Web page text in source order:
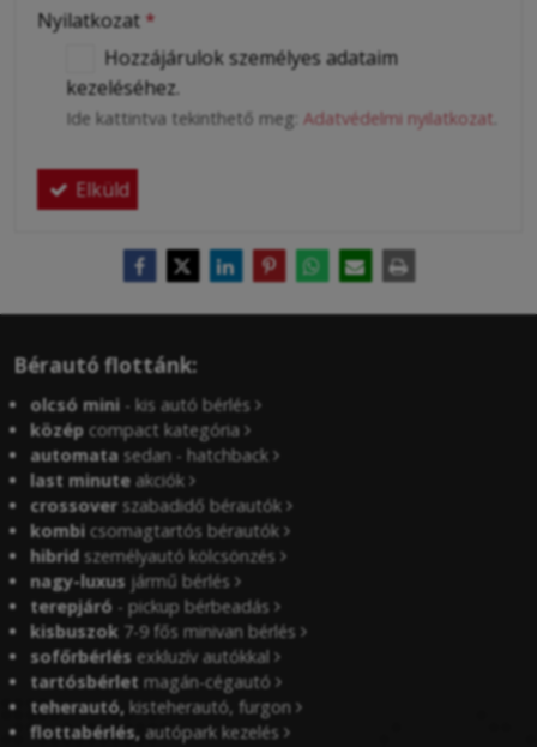
Nyilatkozat *
Hozzájárulok személyes adataim
kezeléséhez.
Ide kattintva tekinthető meg: Adatvédelmi nyilatkozat
Elküld
Bérautó flottánk:
olcsó mini - kis autó bérlés
közép compact kategória
automata sedan - hatchback
last minute akciók
crossover szabadidő bérautók
kombi csomagtartós bérautók
hibrid személyautó kölcsönzés
nagy-luxus jármű bérlés
terepjáró - pickup bérbeadás
kisbuszok 7-9 fős minivan bérlés
sofőrbérlés exkluzív autókkal
tartósbérlet magán-cégautó
teherautó, kisteherautó, furgon
flottabérlés, autópark kezelés